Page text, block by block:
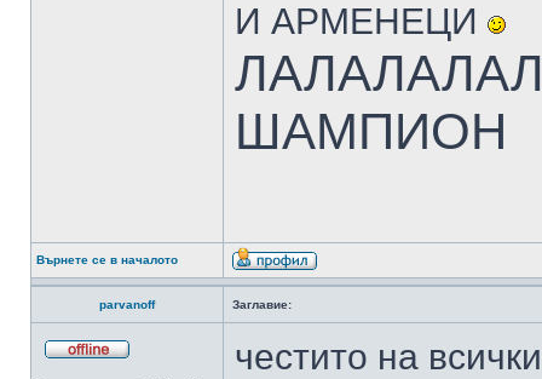
И АРМЕНЕЦИ
ШАМПИОН
Върнете се в началото
parvanoff Заглавие:
честито на